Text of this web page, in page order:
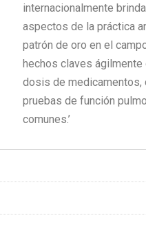
internacionalmente
aspectos de la práctica
patrón de oro en el
hechos claves
dosis de medicamentos,
pruebas de función
comunes.’